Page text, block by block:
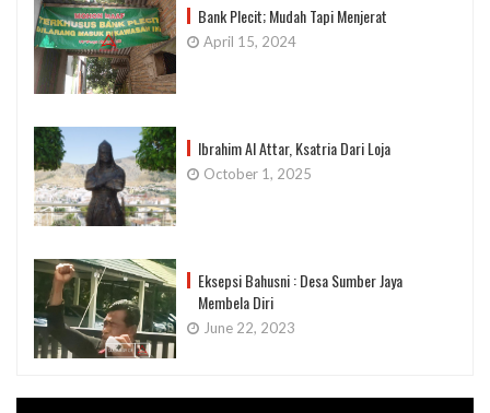
Bank Plecit; Mudah Tapi Menjerat
April 15, 2024
Ibrahim Al Attar, Ksatria Dari Loja
October 1, 2025
Eksepsi Bahusni : Desa Sumber Jaya
Membela Diri
June 22, 2023